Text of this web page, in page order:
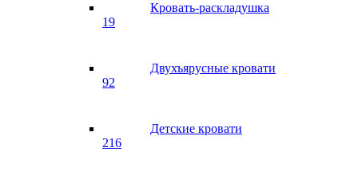
Кровать-раскладушка
19
Двухъярусные кровати
92
Детские кровати
216